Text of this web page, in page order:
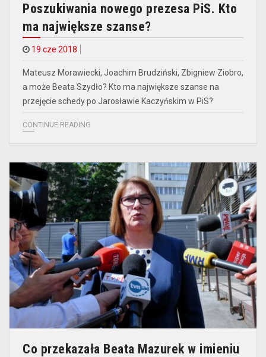
Poszukiwania nowego prezesa PiS. Kto
ma największe szanse?
19 cze 2018
Mateusz Morawiecki, Joachim Brudziński, Zbigniew Ziobro,
a może Beata Szydło? Kto ma największe szanse na
przejęcie schedy po Jarosławie Kaczyńskim w PiS?
CONTINUE READING
Co przekazała Beata Mazurek w imieniu